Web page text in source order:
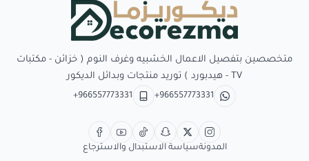
متخصصين بتفصيل الاعمال الخشبيه وغرف النوم ( خزائن - مكتبات
TV - هيدبورد ) توريد منتجات وبدائل الديكور
+966557773331
+966557773331
المدونةسياسة الاستبدال والاسترجاع